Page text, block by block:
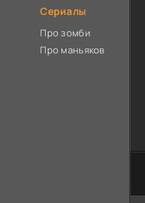
Сериалы
Про зомби
Про маньяков